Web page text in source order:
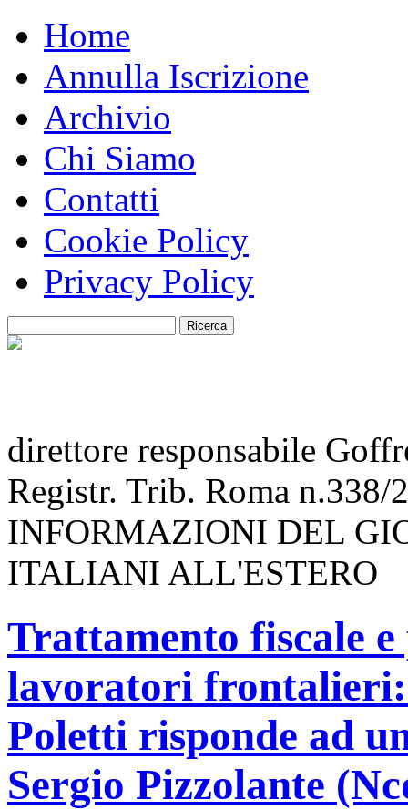
Home
Annulla Iscrizione
Archivio
Chi Siamo
Contatti
Cookie Policy
Privacy Policy
direttore responsabile
Registr. Trib. Roma n.338/
INFORMAZIONI DEL
ITALIANI ALL'ESTERO
Trattamento fiscale
lavoratori
Poletti risponde ad
Sergio Pizzolante